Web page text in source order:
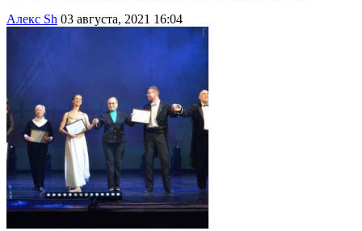
Алекс Sh 03 августа, 2021 16:04